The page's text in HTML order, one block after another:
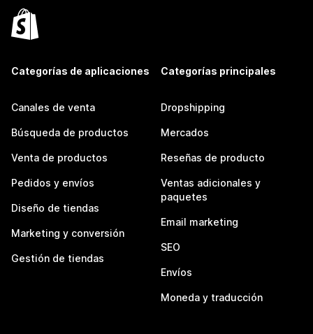
Categorías de aplicaciones
Canales de venta
Búsqueda de productos
Venta de productos
Pedidos y envíos
Diseño de tiendas
Marketing y conversión
Gestión de tiendas
Categorías principales
Dropshipping
Mercados
Reseñas de producto
Ventas adicionales y
paquetes
Email marketing
SEO
Envíos
Moneda y traducción